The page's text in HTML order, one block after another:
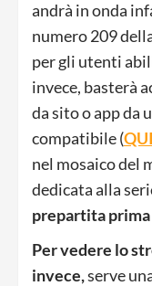
andrà in onda
numero 209
per gli utenti
invece, basterà
da sito o app da
compatibile (QUI
nel mosaico del
dedicata alla
prepartita prima
Per vedere lo
invece,serve